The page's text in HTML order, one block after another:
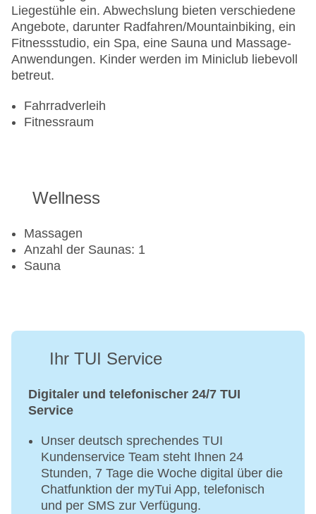
Liegestühle ein. Abwechslung bieten verschiedene
Angebote, darunter Radfahren/Mountainbiking, ein
Fitnessstudio, ein Spa, eine Sauna und Massage-
Anwendungen. Kinder werden im Miniclub liebevoll
betreut.
Fahrradverleih
Fitnessraum
Wellness
Massagen
Anzahl der Saunas: 1
Sauna
Ihr TUI Service
Digitaler und telefonischer 24/7 TUI
Service
Unser deutsch sprechendes TUI
Kundenservice Team steht Ihnen 24
Stunden, 7 Tage die Woche digital über die
Chatfunktion der myTui App, telefonisch
und per SMS zur Verfügung.